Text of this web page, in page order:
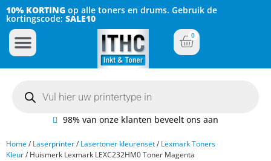
10% KORTING op alle toners en drums. Gebruik de
kortingscode: SALE10
0
98% van onze klanten beveelt ons aan
Home/ Laserprinter/ Lasertoner kleurenset/ Lexmark Toners
Kleur/ Huismerk Lexmark LEXC232HM0 Toner Magenta